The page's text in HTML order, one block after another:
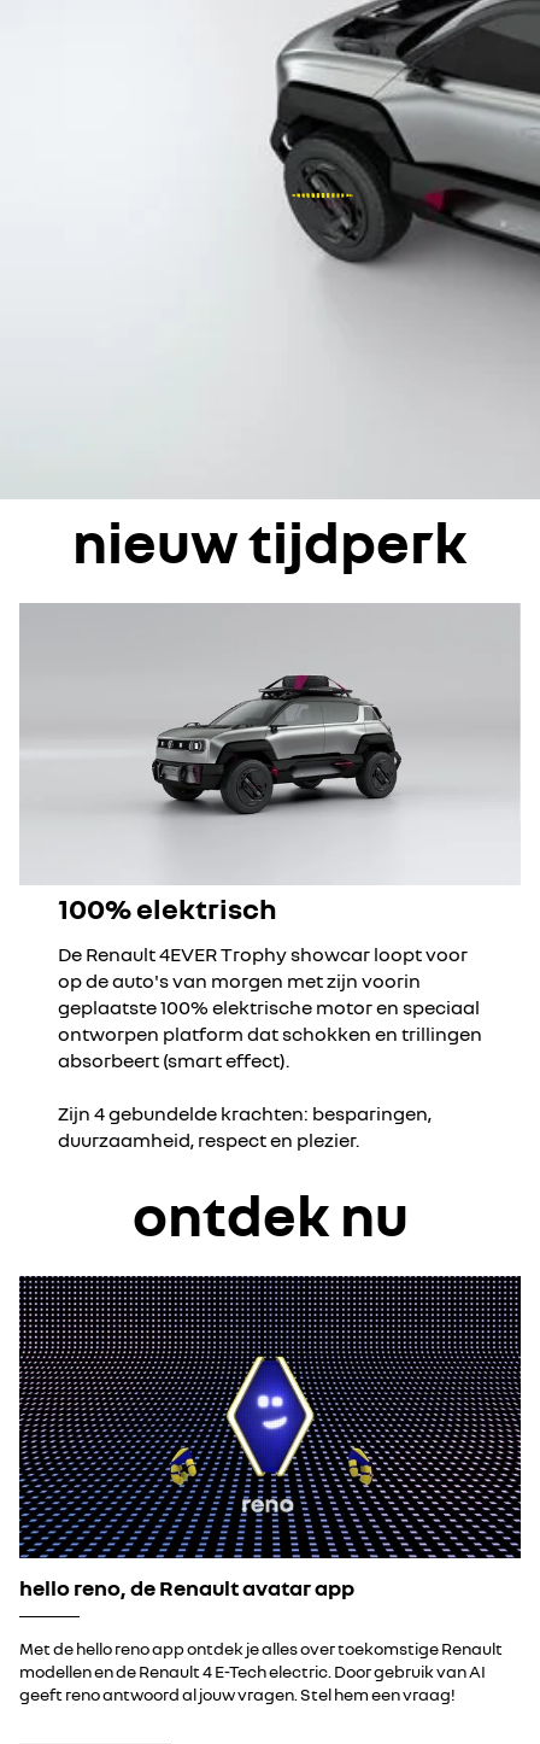
nieuw tijdperk
100% elektrisch
De Renault 4EVER Trophy showcar loopt voor
op de auto's van morgen met zijn voorin
geplaatste 100% elektrische motor en speciaal
ontworpen platform dat schokken en trillingen
absorbeert (smart effect).
Zijn 4 gebundelde krachten: besparingen,
duurzaamheid, respect en plezier.
ontdek nu
hello reno, de Renault avatar app
Met de hello reno app ontdek je alles over toekomstige Renault
modellen en de Renault 4 E-Tech electric. Door gebruik van AI
geeft reno antwoord al jouw vragen. Stel hem een vraag!